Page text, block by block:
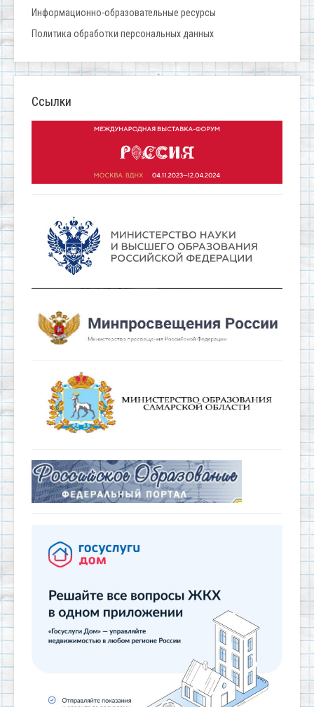
Информационно-образовательные ресурсы
Политика обработки персональных данных
Ссылки